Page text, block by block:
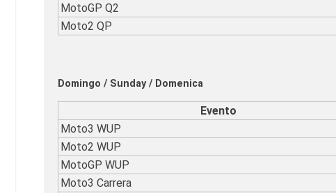
MotoGP Q2
Moto2 QP
Domingo / Sunday / Domenica
Evento
Moto3 WUP
Moto2 WUP
MotoGP WUP
Moto3 Carrera